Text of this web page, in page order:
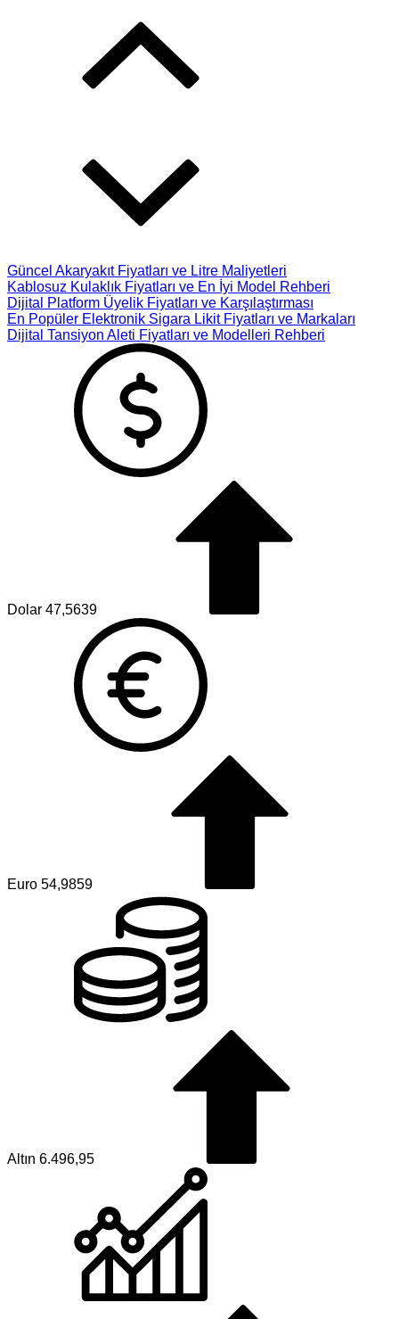
Güncel Akaryakıt Fiyatları ve Litre Maliyetleri
Kablosuz Kulaklık Fiyatları ve En İyi Model Rehberi
Dijital Platform Üyelik Fiyatları ve Karşılaştırması
En Popüler Elektronik Sigara Likit Fiyatları ve Markaları
Dijital Tansiyon Aleti Fiyatları ve Modelleri Rehberi
Dolar 47,5639
Euro 54,9859
Altın 6.496,95